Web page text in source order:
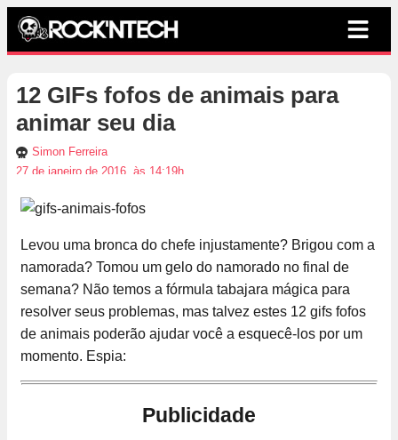
12 GIFs fofos de animais para
animar seu dia
Simon Ferreira
27 de janeiro de 2016, às 14:19h
Levou uma bronca do chefe injustamente? Brigou com a
namorada? Tomou um gelo do namorado no final de
semana? Não temos a fórmula tabajara mágica para
resolver seus problemas, mas talvez estes 12 gifs fofos
de animais poderão ajudar você a esquecê-los por um
momento. Espia:
Publicidade